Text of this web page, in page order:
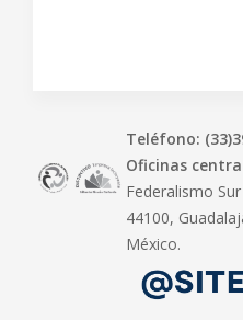
Teléfono:
Oficinas
Federalismo
44100,
México.